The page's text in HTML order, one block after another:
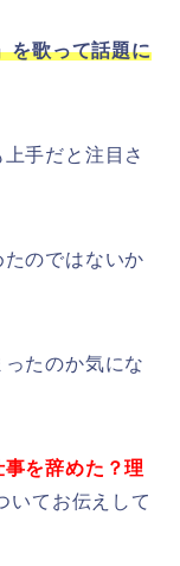
を歌って話題に
手だと注目さ
のではないか
たのか気にな
を辞めた？理
いてお伝えして